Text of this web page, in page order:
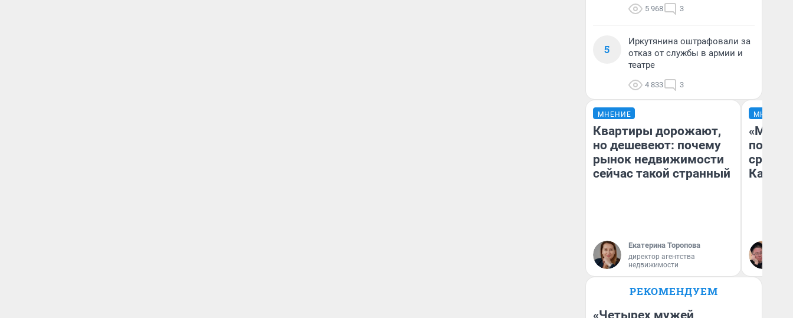
5 968 3
5
Иркутянина оштрафовали за
отказ от службы в армии и
театре
4 833 3
МНЕНИЕ
Квартиры дорожают,
но дешевеют: почему
рынок недвижимости
сейчас такой странный
Екатерина Торопова
директор агентства
недвижимости
МНЕНИЕ
РЕКОМЕНДУЕМ
«Четырех мужей